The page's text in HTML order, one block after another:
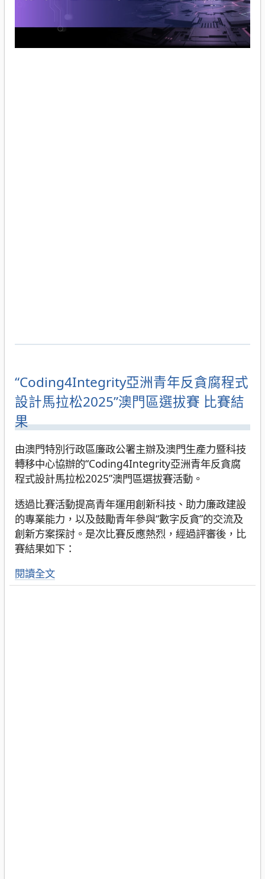
“Coding4Integrity亞洲青年反貪腐程式
設計馬拉松2025”澳門區選拔賽 比賽結
果
由澳門特別行政區廉政公署主辦及澳門生產力暨科技
轉移中心協辦的“Coding4Integrity亞洲青年反貪腐
程式設計馬拉松2025”澳門區選拔賽活動。
透過比賽活動提高青年運用創新科技、助力廉政建設
的專業能力，以及鼓勵青年參與“數字反貪”的交流及
創新方案探討。是次比賽反應熱烈，經過評審後，比
賽結果如下：
閱讀全文